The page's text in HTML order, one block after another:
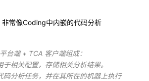
非常像Coding中内嵌的代码分析
台端 + TCA 客户端组成：
于相关配置，存储相关分析结果。
码分析任务，并在其所在的机器上执行